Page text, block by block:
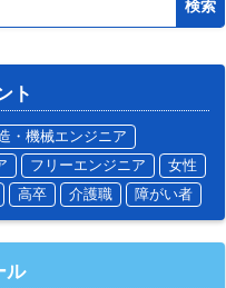
ト
・機械エンジニア
フリーエンジニア
女性
高卒 介護職 障がい者
ル